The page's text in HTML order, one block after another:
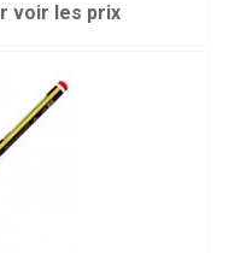
voir les prix